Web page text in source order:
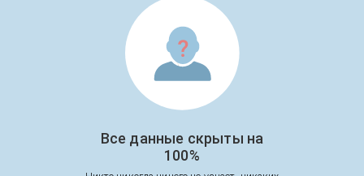
Все данные скрыты на
100%